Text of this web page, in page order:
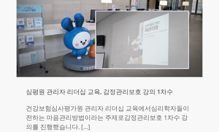
심평원 관리자 리더십 교육, 감정관리보호 강의 1차수
건강보험심사평가원 관리자 리더십 교육에서심리학자들이
전하는 마음관리방법이라는 주제로감정관리보호 1차수 강
의를 진행했습니다. […]